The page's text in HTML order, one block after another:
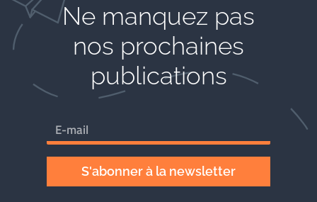
Ne manquez pas
nos prochaines
publications
S'abonner à la newsletter